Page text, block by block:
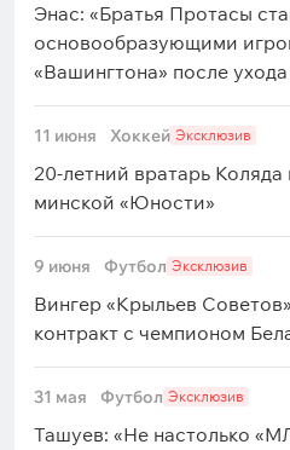
Энас: «Братья Протасы
основообразующими
«Вашингтона» после
11 июня Хоккей Эксклюзив
20-летний вратарь
минской «Юности»
9 июня Футбол Эксклюзив
Вингер «Крыльев
контракт с чемпионом
31 мая Футбол Эксклюзив
Ташуев: «Не настолько